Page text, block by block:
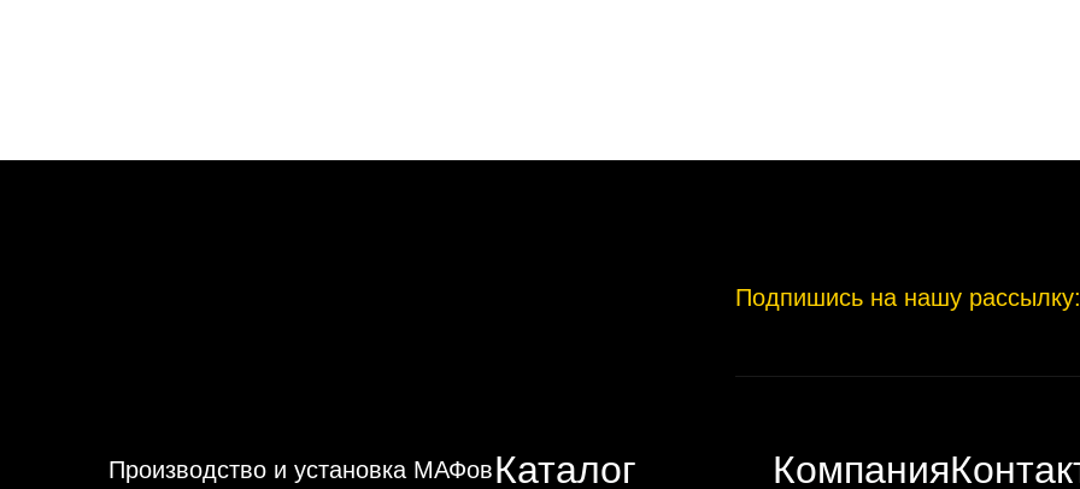
Подпишись на нашу рассылку:
Производство и установка МАФовКаталог Компания